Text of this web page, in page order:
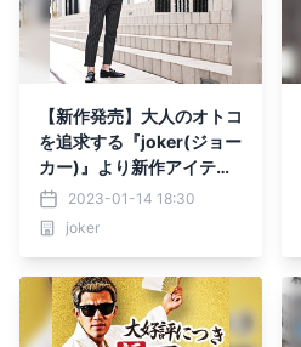
【新作発売】大人のオトコ
を追求する『joker(ジョー
カー)』より新作アイテム
6点が1月14日に発売開
始。
2023-01-14 18:30
joker